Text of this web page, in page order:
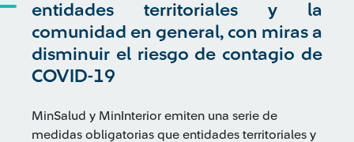
entidades territoriales y la
comunidad en general, con miras a
disminuir el riesgo de contagio de
COVID-19
MinSalud y MinInterior emiten una serie de
medidas obligatorias que entidades territoriales y